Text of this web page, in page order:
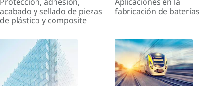
acabado y sellado de piezas
de plástico y composite
fabricación de baterías